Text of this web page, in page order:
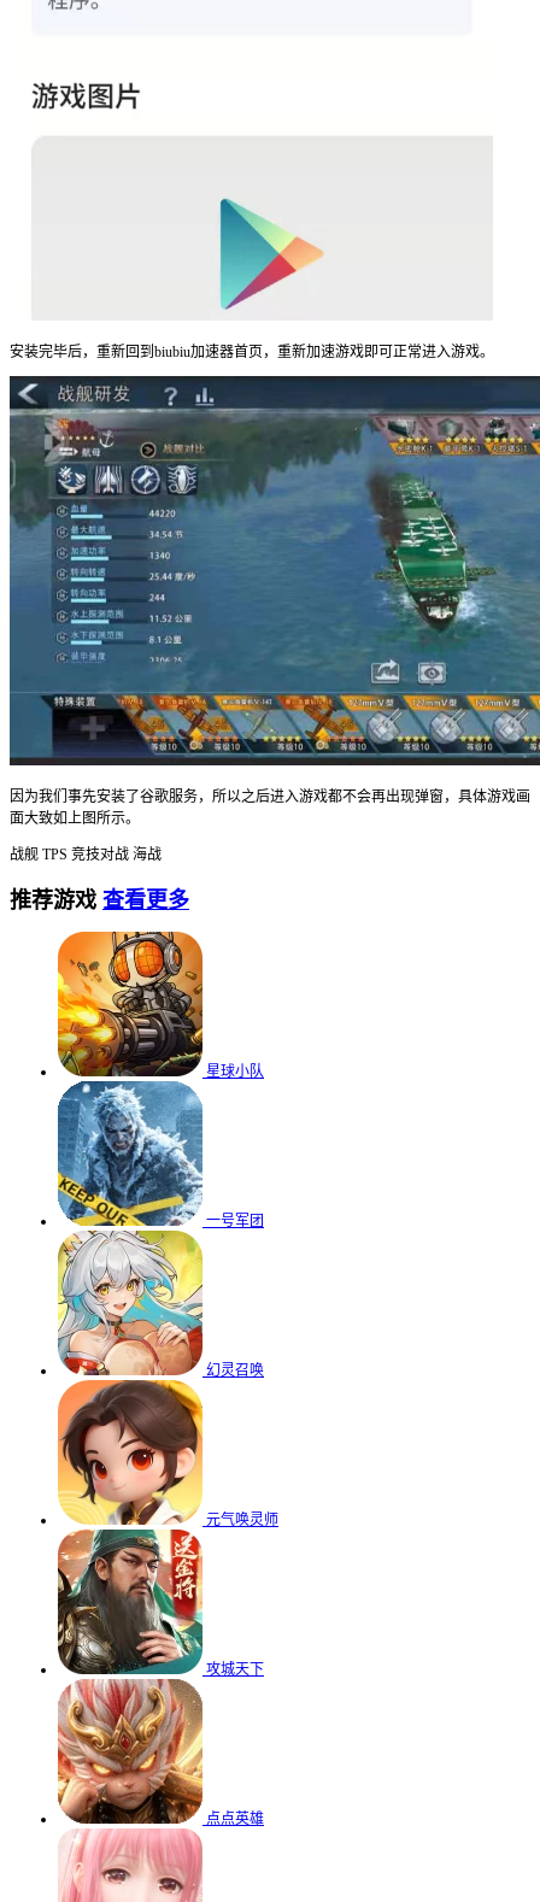
安装完毕后，重新回到biubiu加速器首页，重新加速游戏即可正常进入游戏。
因为我们事先安装了谷歌服务，所以之后进入游戏都不会再出现弹窗，具体游戏画
面大致如上图所示。
战舰 TPS 竞技对战 海战
推荐游戏 查看更多
星球小队
一号军团
幻灵召唤
元气唤灵师
攻城天下
点点英雄